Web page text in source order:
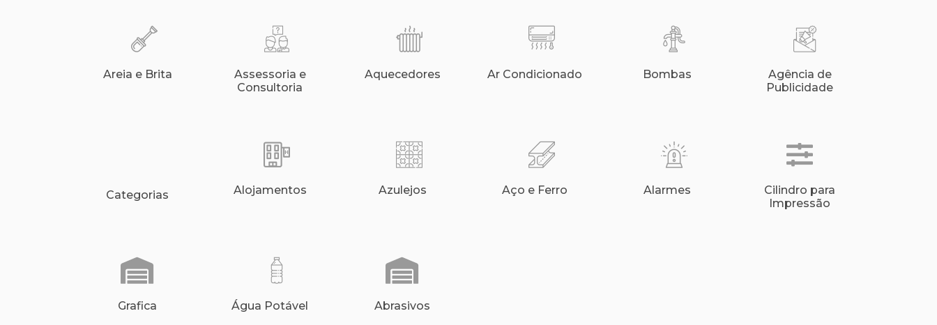
Areia e Brita
Assessoria e
Consultoria
Aquecedores Ar Condicionado Bombas
Agência de
Publicidade
Categorias Alojamentos Azulejos Aço e Ferro Alarmes
Cilindro para
Impressão
Grafica Água Potável Abrasivos